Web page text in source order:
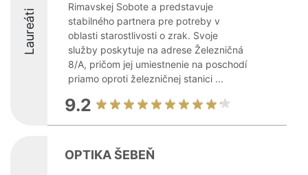
Laureáti
Rimavskej Sobote a predstavuje
stabilného partnera pre potreby v
oblasti starostlivosti o zrak. Svoje
služby poskytuje na adrese Železničná
8/A, pričom jej umiestnenie na poschodí
priamo oproti železničnej stanici ...
9.2
OPTIKA ŠEBEŇ